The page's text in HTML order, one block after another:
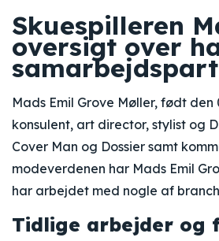
Skuespilleren
oversigt over
Mads Emil Grove Møller, født
konsulent, art director, stylist og
Cover Man og Dossier samt
modeverdenen har Mads Emil
har arbejdet med nogle af
Tidlige arbejder og